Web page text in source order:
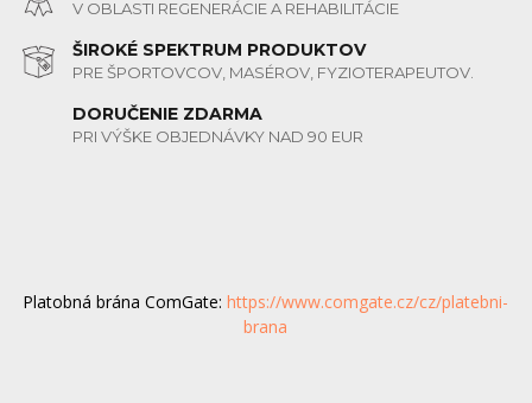
V OBLASTI REGENERÁCIE A REHABILITÁCIE
ŠIROKÉ SPEKTRUM PRODUKTOV
PRE ŠPORTOVCOV, MASÉROV, FYZIOTERAPEUTOV.
DORUČENIE ZDARMA
PRI VÝŠKE OBJEDNÁVKY NAD 90 EUR
Platobná brána ComGate:https://www.comgate.cz/cz/platebni-
brana